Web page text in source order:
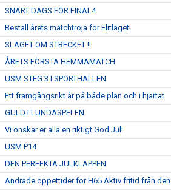
SNART DAGS FÖR FINAL4
Beställ årets matchtröja för Elitlaget!
SLAGET OM STRECKET !!
ÅRETS FÖRSTA HEMMAMATCH
USM STEG 3 I SPORTHALLEN
Ett framgångsrikt år på både plan och i hjärtat
GULD I LUNDASPELEN
Vi önskar er alla en riktigt God Jul!
USM P14
DEN PERFEKTA JULKLAPPEN
Ändrade öppettider för H65 Aktiv fritid från den